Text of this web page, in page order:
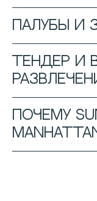
Палубы и
Тендер и
Почему